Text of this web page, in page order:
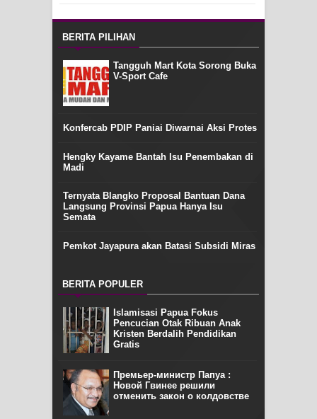
BERITA PILIHAN
Tangguh Mart Kota Sorong Buka
V-Sport Cafe
Konfercab PDIP Paniai Diwarnai Aksi Protes
Hengky Kayame Bantah Isu Penembakan di
Madi
Ternyata Blangko Proposal Bantuan Dana
Langsung Provinsi Papua Hanya Isu
Semata
Pemkot Jayapura akan Batasi Subsidi Miras
BERITA POPULER
Islamisasi Papua Fokus
Pencucian Otak Ribuan Anak
Kristen Berdalih Pendidikan
Gratis
Премьер-министр Папуа :
Новой Гвинее решили
отменить закон о колдовстве